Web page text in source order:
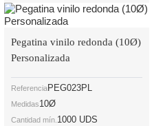
Pegatina vinilo redonda (10Ø)
Personalizada
ReferenciaPEG023PL
Medidas10Ø
Cantidad mín. 1000 UDS